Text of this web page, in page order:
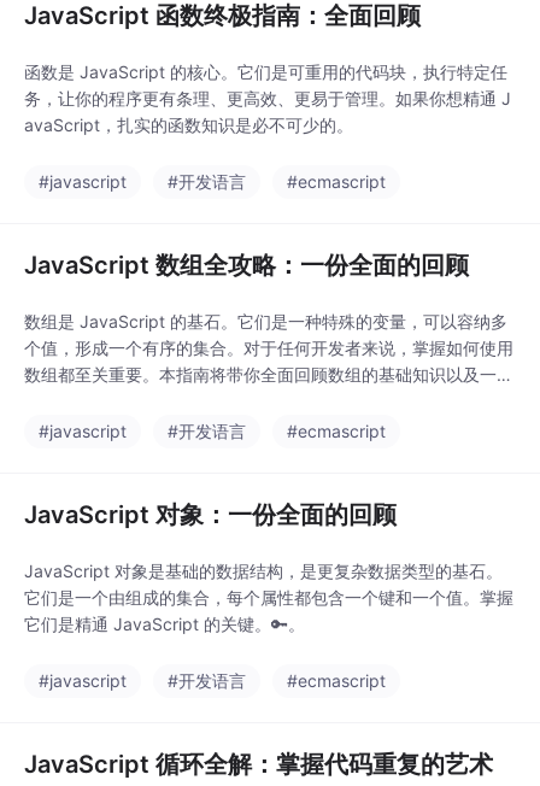
JavaScript 函数终极指南：全面回顾
函数是 JavaScript 的核心。它们是可重用的代码块，执行特定任
务，让你的程序更有条理、更高效、更易于管理。如果你想精通 J
avaScript，扎实的函数知识是必不可少的。
#javascript #开发语言 #ecmascript
JavaScript 数组全攻略：一份全面的回顾
数组是 JavaScript 的基石。它们是一种特殊的变量，可以容纳多
个值，形成一个有序的集合。对于任何开发者来说，掌握如何使用
数组都至关重要。本指南将带你全面回顾数组的基础知识以及一些
#javascript
#开发语言 #ecmascript
JavaScript 对象：一份全面的回顾
JavaScript 对象是基础的数据结构，是更复杂数据类型的基石。
它们是一个由组成的集合，每个属性都包含一个键和一个值。掌握
它们是精通 JavaScript 的关键。🔑。
#javascript #开发语言 #ecmascript
JavaScript 循环全解：掌握代码重复的艺术